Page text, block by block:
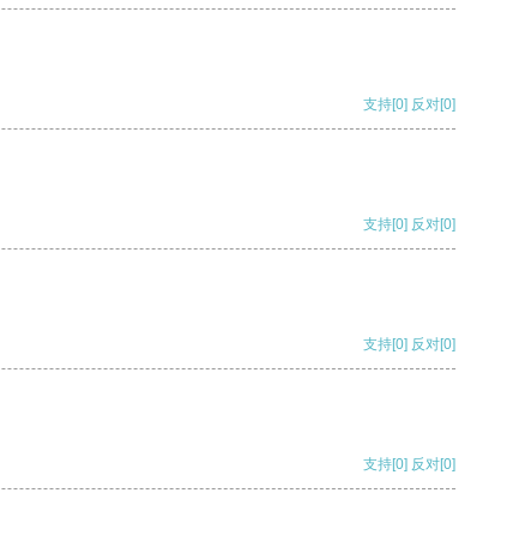
支持[0] 反对[0]
支持[0] 反对[0]
支持[0] 反对[0]
支持[0] 反对[0]